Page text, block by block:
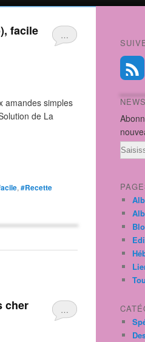
…
facile
amandes simples
de La
, #Recette
…
Email